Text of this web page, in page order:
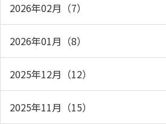
2026年02月（7）
2026年01月（8）
2025年12月（12）
2025年11月（15）